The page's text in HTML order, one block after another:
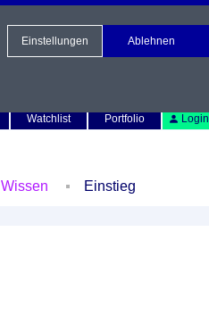
Watchlist Portfolio Login
Wissen Einstieg
Einstellungen Ablehnen